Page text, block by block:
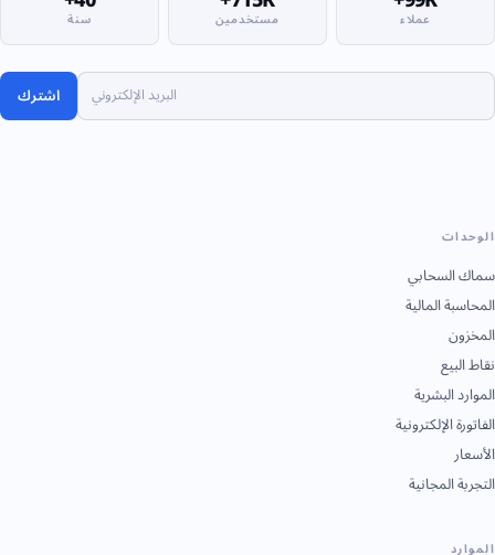
عملاء مستخدمين سنة
اشترك
الوحدات
سماك السحابي
المحاسبة المالية
المخزون
نقاط البيع
الموارد البشرية
الفاتورة الإلكترونية
الأسعار
التجربة المجانية
الموارد